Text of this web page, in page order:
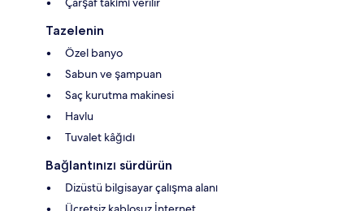
Tazelenin
Özel banyo
Sabun ve şampuan
Saç kurutma makinesi
Havlu
Tuvalet kâğıdı
Bağlantınızı sürdürün
Dizüstü bilgisayar çalışma alanı